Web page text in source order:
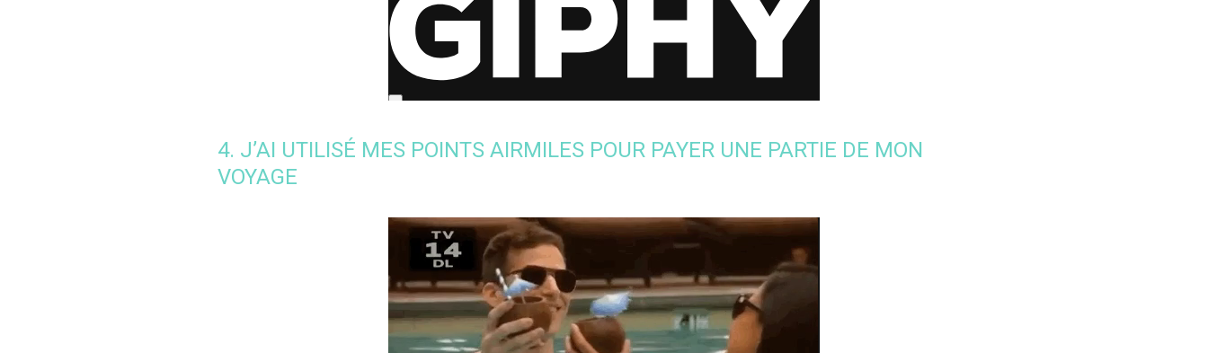
4. J’AI UTILISÉ MES POINTS AIRMILES POUR PAYER UNE PARTIE DE MON
VOYAGE